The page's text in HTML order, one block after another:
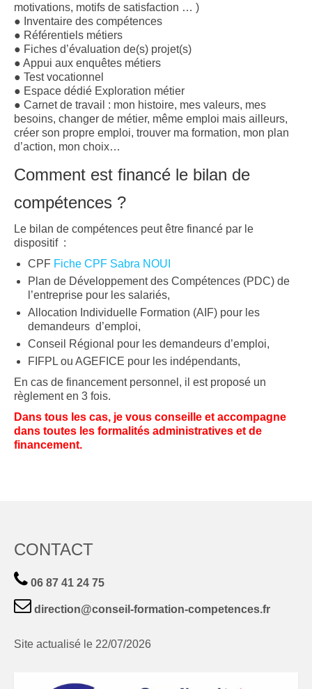
motivations, motifs de satisfaction … )
● Inventaire des compétences
● Référentiels métiers
● Fiches d’évaluation de(s) projet(s)
● Appui aux enquêtes métiers
● Test vocationnel
● Espace dédié Exploration métier
● Carnet de travail : mon histoire, mes valeurs, mes
besoins, changer de métier, même emploi mais ailleurs,
créer son propre emploi, trouver ma formation, mon plan
d’action, mon choix…
Comment est financé le bilan de
compétences ?
Le bilan de compétences peut être financé par le
dispositif :
CPF Fiche CPF Sabra NOUI
Plan de Développement des Compétences (PDC) de
l’entreprise pour les salariés,
Allocation Individuelle Formation (AIF) pour les
demandeurs d’emploi,
Conseil Régional pour les demandeurs d’emploi,
FIFPL ou AGEFICE pour les indépendants,
En cas de financement personnel, il est proposé un
règlement en 3 fois.
Dans tous les cas, je vous conseille et accompagne
dans toutes les formalités administratives et de
financement.
CONTACT
06 87 41 24 75
direction@conseil-formation-competences.fr
Site actualisé le 22/07/2026